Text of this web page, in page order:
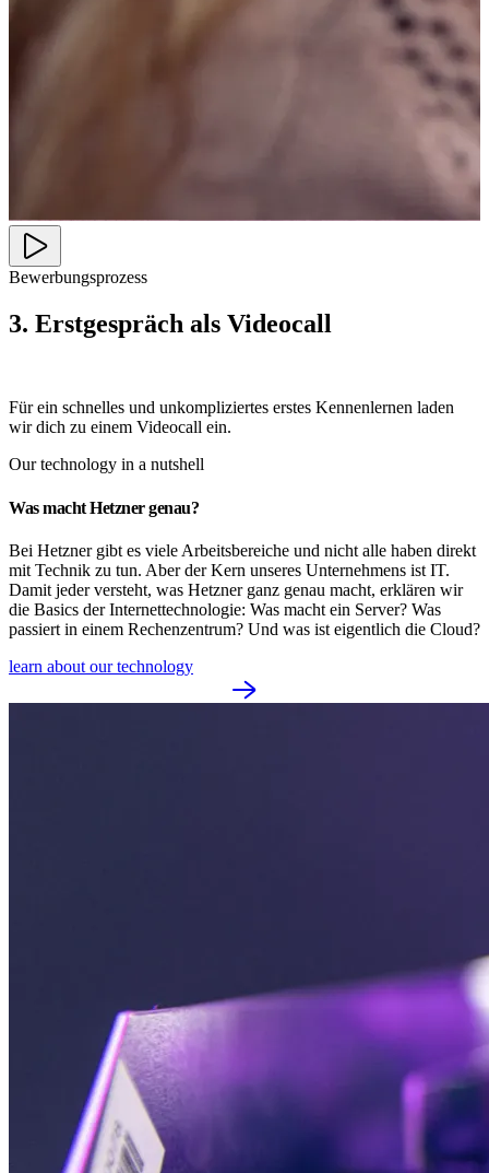
Bewerbungsprozess
3. Erstgespräch als Videocall
Für ein schnelles und unkompliziertes erstes Kennenlernen laden
wir dich zu einem Videocall ein.
Our technology in a nutshell
Was macht Hetzner genau?
Bei Hetzner gibt es viele Arbeitsbereiche und nicht alle haben direkt
mit Technik zu tun. Aber der Kern unseres Unternehmens ist IT.
Damit jeder versteht, was Hetzner ganz genau macht, erklären wir
die Basics der Internettechnologie: Was macht ein Server? Was
passiert in einem Rechenzentrum? Und was ist eigentlich die Cloud?
learn about our technology